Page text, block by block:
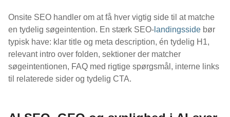
Onsite SEO handler om at få hver vigtig side til at matche
en tydelig søgeintention. En stærk SEO- landingsside bør
typisk have: klar title og meta description, én tydelig H1,
relevant intro over folden, sektioner der matcher
søgeintentionen, FAQ med rigtige spørgsmål, interne links
til relaterede sider og tydelig CTA.